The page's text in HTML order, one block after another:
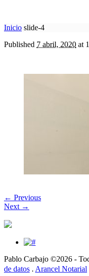
Inicio slide-4
Published 7 abril, 2020 at
← Previous
Next →
Pablo Carbajo ©2026 -
de datos . Arancel Notarial